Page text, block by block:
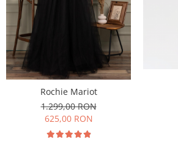
Rochie Mariot
1.299,00 RON
625,00 RON